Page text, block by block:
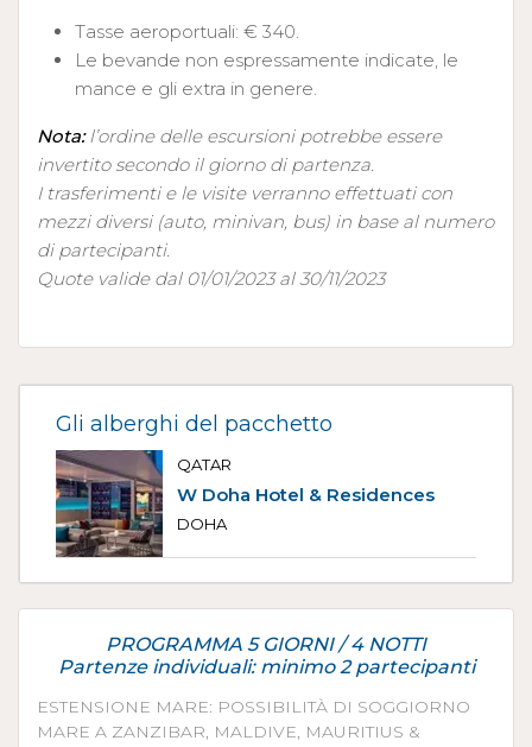
Tasse aeroportuali: € 340.
Le bevande non espressamente indicate, le
mance e gli extra in genere.
Nota:l’ordine delle escursioni potrebbe essere
invertito secondo il giorno di partenza.
I trasferimenti e le visite verranno effettuati con
mezzi diversi (auto, minivan, bus) in base al numero
di partecipanti.
Quote valide dal 01/01/2023 al 30/11/2023
Gli alberghi del pacchetto
QATAR
W Doha Hotel & Residences
DOHA
PROGRAMMA 5 GIORNI / 4 NOTTI
Partenze individuali: minimo 2 partecipanti
ESTENSIONE MARE: POSSIBILITÀ DI SOGGIORNO
MARE A ZANZIBAR, MALDIVE, MAURITIUS &